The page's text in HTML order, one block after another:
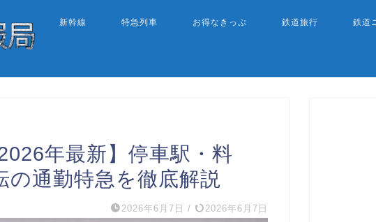
新幹線 特急列車 お得なきっぷ 鉄道旅行 鉄道
年最新】停車駅・料
の通勤特急を徹底解説
2026年6月7日 / 2026年6月7日